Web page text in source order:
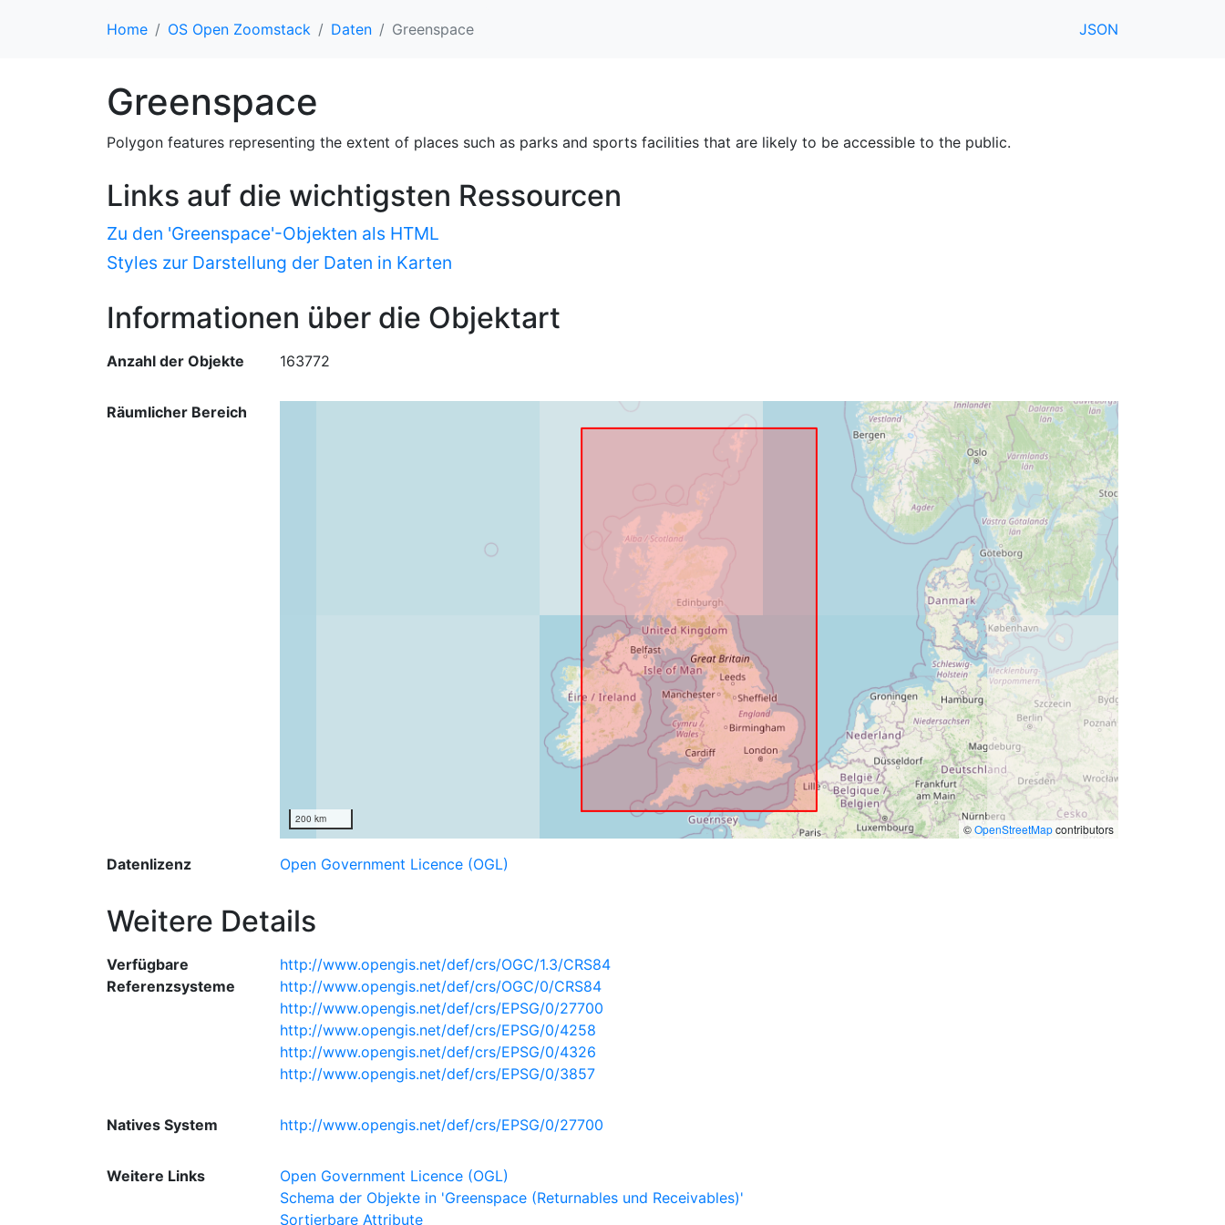
Home OS Open Zoomstack Daten Greenspace JSON
Greenspace
Polygon features representing the extent of places such as parks and sports facilities that are likely to be accessible to the public.
Links auf die wichtigsten Ressourcen
Zu den 'Greenspace'-Objekten als HTML
Styles zur Darstellung der Daten in Karten
Informationen über die Objektart
Anzahl der Objekte 163772
Räumlicher Bereich
200 km
©OpenStreetMapcontributors
Datenlizenz Open Government Licence (OGL)
Weitere Details
Verfügbare
Referenzsysteme
http://www.opengis.net/def/crs/OGC/1.3/CRS84
http://www.opengis.net/def/crs/OGC/0/CRS84
http://www.opengis.net/def/crs/EPSG/0/27700
http://www.opengis.net/def/crs/EPSG/0/4258
http://www.opengis.net/def/crs/EPSG/0/4326
http://www.opengis.net/def/crs/EPSG/0/3857
Natives System http://www.opengis.net/def/crs/EPSG/0/27700
Weitere Links
Open Government Licence (OGL)
Schema der Objekte in 'Greenspace (Returnables und Receivables)'
Sortierbare Attribute